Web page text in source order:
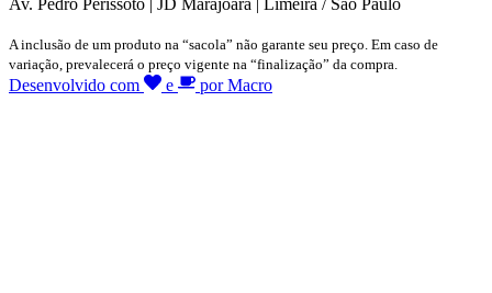
A inclusão de um produto na “sacola” não garante seu preço. Em caso de
variação, prevalecerá o preço vigente na “finalização” da compra.
Desenvolvido com e por Macro